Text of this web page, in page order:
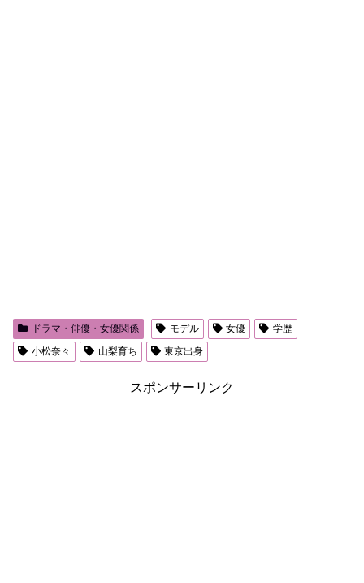
ドラマ・俳優・女優関係 モデル 女優
学歴
小松奈々
山梨育ち 東京出身
スポンサーリンク